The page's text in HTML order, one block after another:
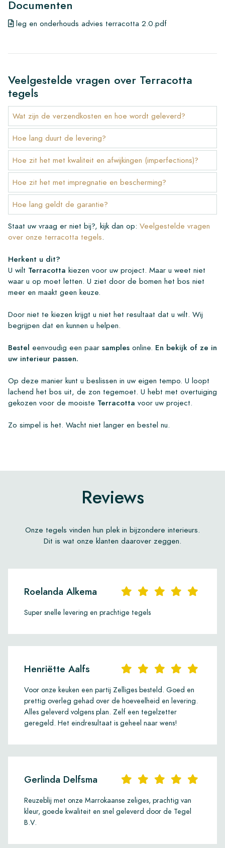
Documenten
leg en onderhouds advies terracotta 2.0.pdf
Veelgestelde vragen over Terracotta
tegels
Wat zijn de verzendkosten en hoe wordt geleverd?
Hoe lang duurt de levering?
Hoe zit het met kwaliteit en afwijkingen (imperfections)?
Hoe zit het met impregnatie en bescherming?
Hoe lang geldt de garantie?
Staat uw vraag er niet bij?, kijk dan op: Veelgestelde vragen
over onze terracotta tegels.
Herkent u dit?
U wilt Terracotta kiezen voor uw project. Maar u weet niet
waar u op moet letten. U ziet door de bomen het bos niet
meer en maakt geen keuze.
Door niet te kiezen krijgt u niet het resultaat dat u wilt. Wij
begrijpen dat en kunnen u helpen.
Bestel eenvoudig een paar samples online. En bekijk of ze in
uw interieur passen.
Op deze manier kunt u beslissen in uw eigen tempo. U loopt
lachend het bos uit, de zon tegemoet. U hebt met overtuiging
gekozen voor de mooiste Terracotta voor uw project.
Zo simpel is het. Wacht niet langer en bestel nu.
Reviews
Onze tegels vinden hun plek in bijzondere interieurs.
Dit is wat onze klanten daarover zeggen.
Roelanda Alkema
Super snelle levering en prachtige tegels
Henriëtte Aalfs
Voor onze keuken een partij Zelliges besteld. Goed en
prettig overleg gehad over de hoeveelheid en levering.
Alles geleverd volgens plan. Zelf een tegelzetter
geregeld. Het eindresultaat is geheel naar wens!
Gerlinda Delfsma
Reuzeblij met onze Marrokaanse zeliges, prachtig van
kleur, goede kwaliteit en snel geleverd door de Tegel
B.V.